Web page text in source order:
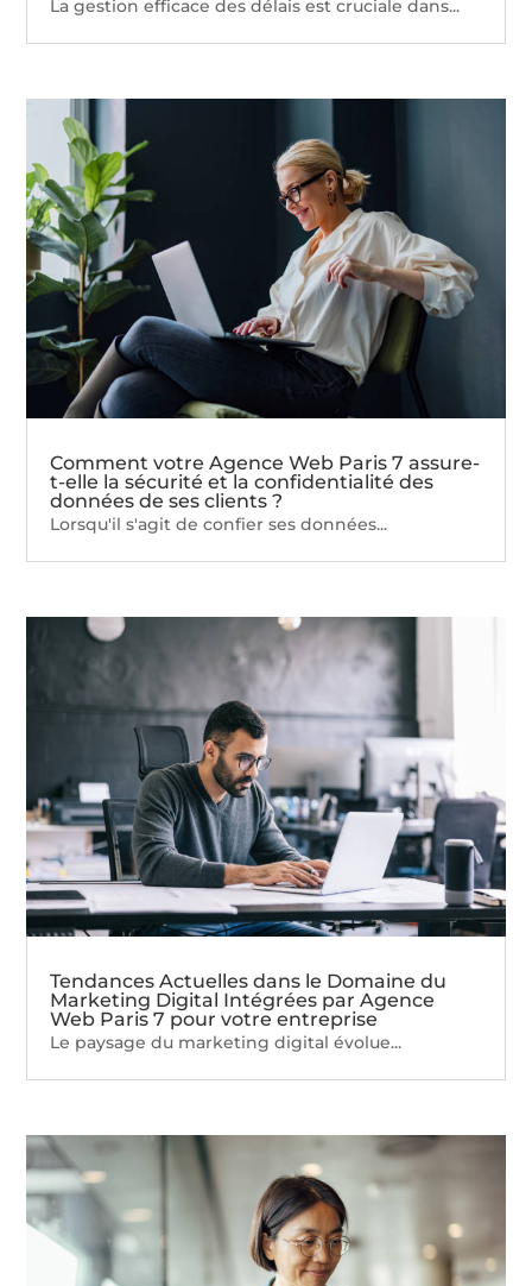
La gestion efficace des délais est cruciale dans...
Comment votre Agence Web Paris 7 assure-
t-elle la sécurité et la confidentialité des
données de ses clients ?
Lorsqu'il s'agit de confier ses données...
Tendances Actuelles dans le Domaine du
Marketing Digital Intégrées par Agence
Web Paris 7 pour votre entreprise
Le paysage du marketing digital évolue...